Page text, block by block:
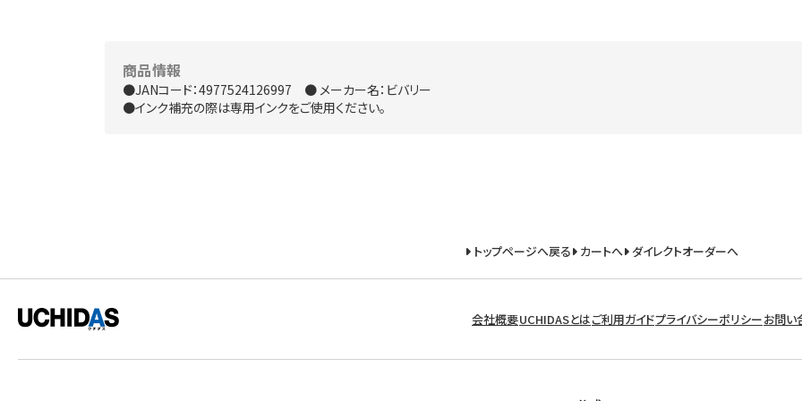
商品情報
●JANコード：4977524126997 ● メーカー名：ビバリー
●インク補充の際は専用インクをご使用ください。
トップページへ戻る カートへ ダイレクトオーダーへ
会社概要UCHIDASとはご利用ガイドプライバシーポリシーお問い